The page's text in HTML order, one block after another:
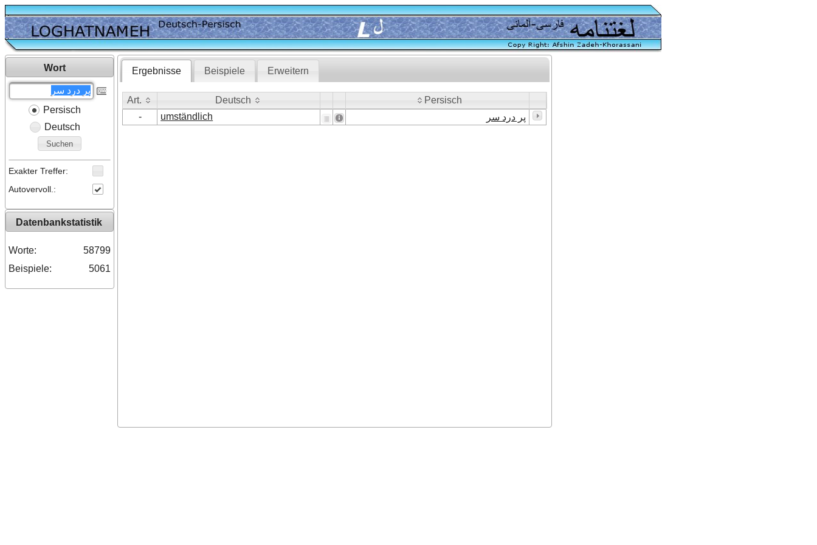
Wort
Persisch
Deutsch
Suchen
Exakter Treffer:
Autovervoll.:
Datenbankstatistik
Worte:
58799
Beispiele:
5061
Ergebnisse Beispiele Erweitern
Art. Deutsch
Persisch
- umständlich پر درد سر